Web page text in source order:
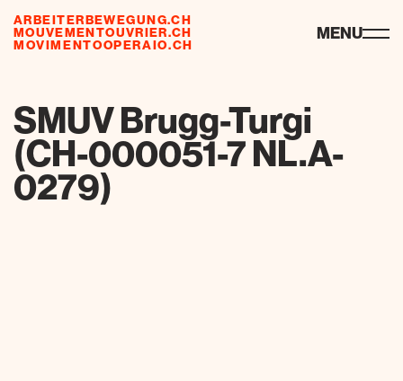
ARBEITERBEWEGUNG.CH
MOUVEMENTOUVRIER.CH
MOVIMENTOOPERAIO.CH
ressourcen MENU
SMUV Brugg-Turgi
(CH-000051-7 NL.A-
0279)